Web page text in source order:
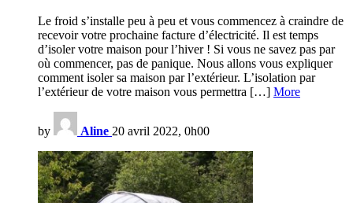
Le froid s’installe peu à peu et vous commencez à craindre de
recevoir votre prochaine facture d’électricité. Il est temps
d’isoler votre maison pour l’hiver ! Si vous ne savez pas par
où commencer, pas de panique. Nous allons vous expliquer
comment isoler sa maison par l’extérieur. L’isolation par
l’extérieur de votre maison vous permettra […] More
by Aline 20 avril 2022, 0h00